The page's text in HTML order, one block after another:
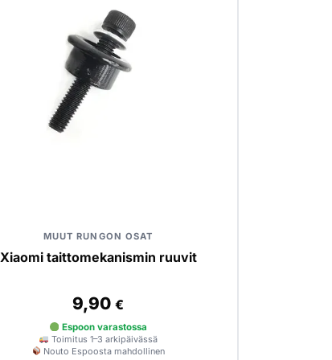
MUUT RUNGON OSAT
Xiaomi taittomekanismin ruuvit
9,90€
Espoon varastossa
Toimitus 1–3 arkipäivässä
Nouto Espoosta mahdollinen